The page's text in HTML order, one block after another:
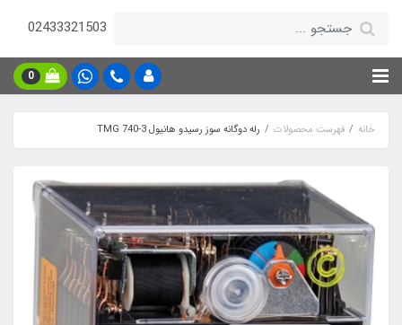
02433321503
0
خانه فهرست محصولات رله دوگانه سوز رسیدو هانیول TMG 740-3